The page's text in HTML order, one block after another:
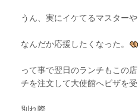
うん、実にイケてるマスターや
なんだか応援したくなった。
って事で翌日のランチもこの
チを注文して大使館へビザを受